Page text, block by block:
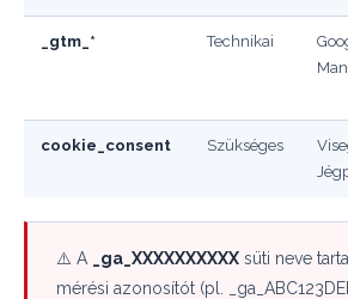
_gtm_* Technikai
cookie_consent Szükséges
⚠️ A _ga_XXXXXXXXXX süti neve
mérési azonosítót (pl.